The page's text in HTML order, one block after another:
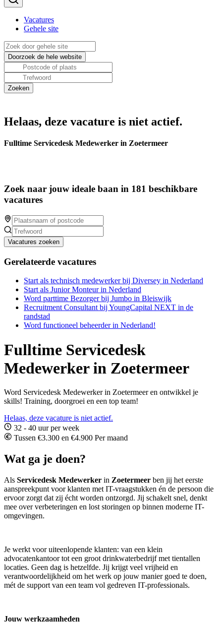
Vacatures
Gehele site
Helaas, deze vacature is niet actief.
Fulltime Servicedesk Medewerker in Zoetermeer
Zoek naar jouw ideale baan in 181 beschikbare
vacatures
Vacatures zoeken
Gerelateerde vacatures
Start als technisch medewerker bij Diversey in Nederland
Start als Junior Monteur in Nederland
Word parttime Bezorger bij Jumbo in Bleiswijk
Recruitment Consultant bij YoungCapital NEXT in de
randstad
Word functioneel beheerder in Nederland!
Fulltime Servicedesk
Medewerker in Zoetermeer
Word Servicedesk Medewerker in Zoetermeer en ontwikkel je
skills! Training, doorgroei en een top team!
Helaas, deze vacature is niet actief.
32 - 40 uur per week
Tussen €3.300 en €4.900 Per maand
Wat ga je doen?
Als Servicedesk Medewerker in Zoetermeer ben jij het eerste
aanspreekpunt voor klanten met IT-vraagstukken én de persoon die
ervoor zorgt dat zij écht worden ontzorgd. Jij schakelt snel, denkt
mee over verbeteringen en lost storingen op binnen moderne IT-
omgevingen.
Je werkt voor uiteenlopende klanten: van een klein
advocatenkantoor tot een groot drinkwaterbedrijf met tientallen
locaties. Geen dag is hetzelfde. Jij krijgt veel vrijheid en
verantwoordelijkheid om het werk op jouw manier goed te doen,
mét de support van een team vol gedreven IT-professionals.
Jouw werkzaamheden